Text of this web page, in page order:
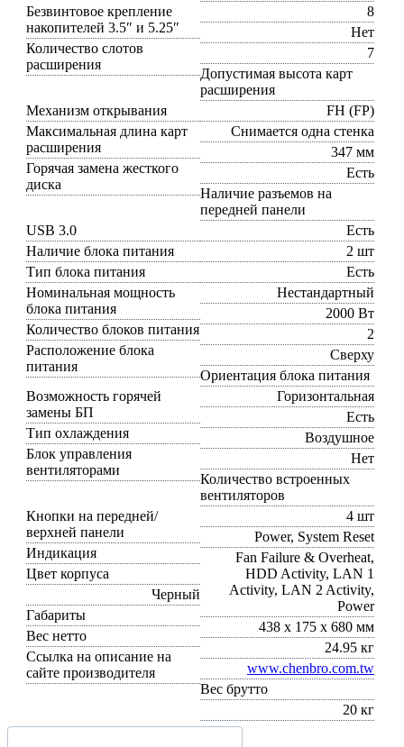
8
Безвинтовое крепление
накопителей 3.5″ и 5.25″
Нет
Количество слотов
расширения
7
Допустимая высота карт
расширения
FH (FP)
Механизм открывания
Снимается одна стенка
Максимальная длина карт
расширения
347 мм
Горячая замена жесткого
диска
Есть
Наличие разъемов на
передней панели
Есть
USB 3.0
2 шт
Наличие блока питания
Есть
Тип блока питания
Нестандартный
Номинальная мощность
блока питания
2000 Вт
Количество блоков питания
2
Расположение блока
питания
Сверху
Ориентация блока питания
Горизонтальная
Возможность горячей
замены БП
Есть
Тип охлаждения
Воздушное
Блок управления
вентиляторами
Нет
Количество встроенных
вентиляторов
4 шт
Кнопки на передней/
верхней панели
Power, System Reset
Индикация
Fan Failure & Overheat,
HDD Activity, LAN 1
Activity, LAN 2 Activity,
Power
Цвет корпуса
Черный
Габариты
438 x 175 x 680 мм
Вес нетто
24.95 кг
Ссылка на описание на
сайте производителя
www.chenbro.com.tw
Вес брутто
20 кг